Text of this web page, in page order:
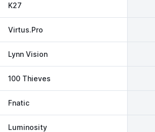
K27
Virtus.Pro
Lynn Vision
100 Thieves
Fnatic
Luminosity